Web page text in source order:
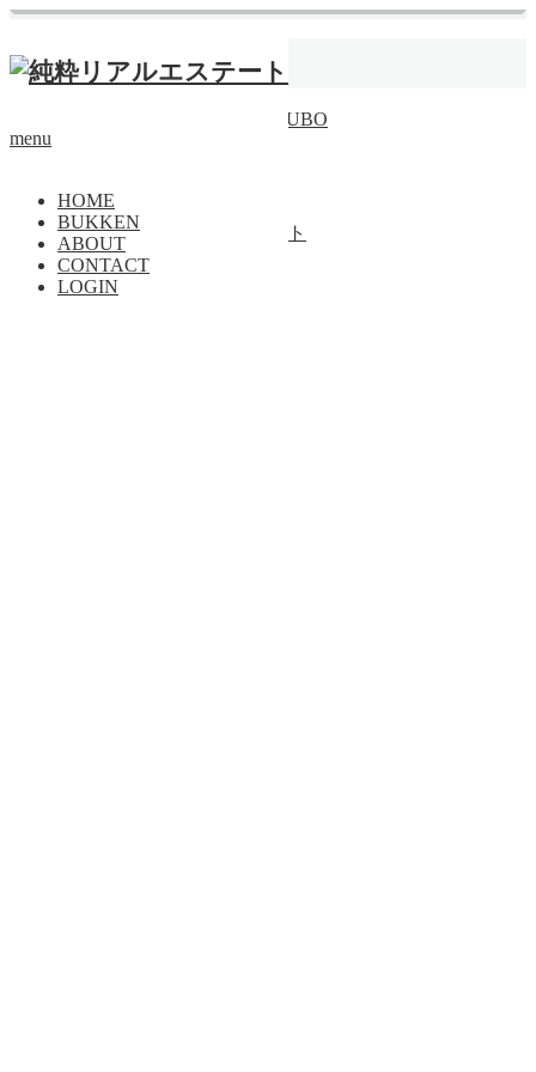
menu
HOME
BUKKEN
ABOUT
CONTACT
LOGIN
パンヤコット
【成約済】るつぼKO・TSUBO
Copyright ©純粋リアルエステート
PAGE TOP